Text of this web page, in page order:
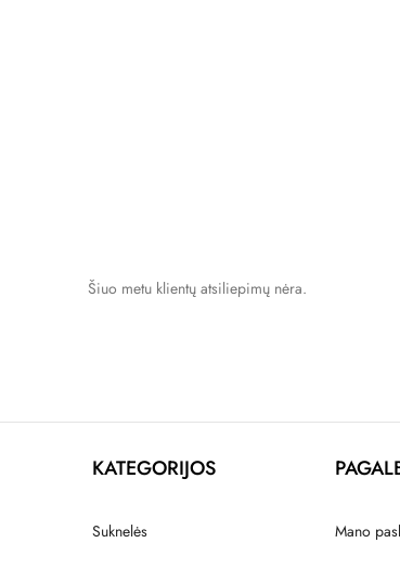
Šiuo metu klientų atsiliepimų nėra.
KATEGORIJOS
Suknelės Mano